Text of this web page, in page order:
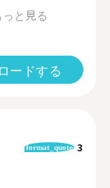
っと見る
ードする
format_quote 3